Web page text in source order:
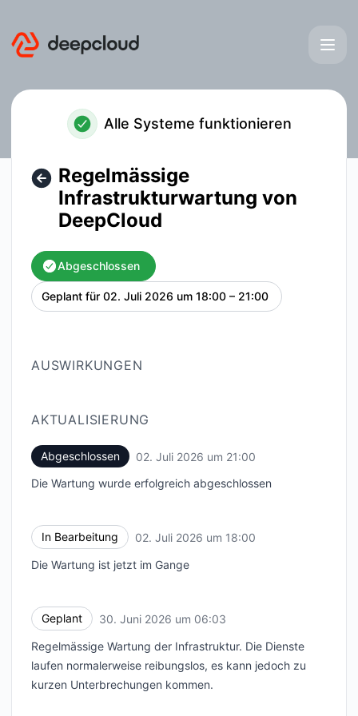
Alle Systeme funktionieren
Regelmässige
Infrastrukturwartung von
DeepCloud
Abgeschlossen
Geplant für 02. Juli 2026 um 18:00 – 21:00 UTC
AUSWIRKUNGEN
AKTUALISIERUNG
Abgeschlossen 02. Juli 2026 um 21:00
Die Wartung wurde erfolgreich abgeschlossen
In Bearbeitung 02. Juli 2026 um 18:00
Die Wartung ist jetzt im Gange
Geplant 30. Juni 2026 um 06:03
Regelmässige Wartung der Infrastruktur. Die Dienste
laufen normalerweise reibungslos, es kann jedoch zu
kurzen Unterbrechungen kommen.